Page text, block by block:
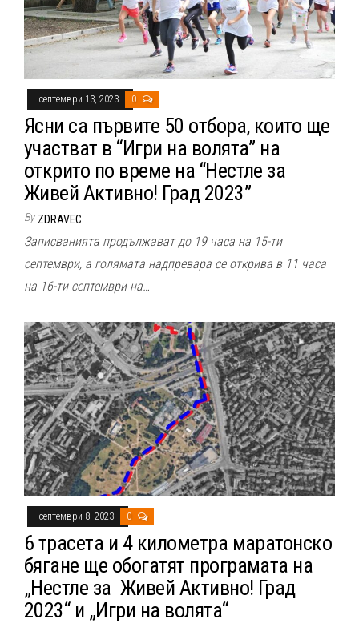
септември 13, 2023 0
Ясни са първите 50 отбора, които ще
участват в “Игри на волята” на
открито по време на “Нестле за
Живей Активно! Град 2023”
By ZDRAVEC
Записванията продължават до 19 часа на 15-ти
септември, а голямата надпревара се открива в 11 часа
на 16-ти септември на…
септември 8, 2023 0
6 трасета и 4 километра маратонско
бягане ще обогатят програмата на
„Нестле за Живей Активно! Град
2023“ и „Игри на волята“